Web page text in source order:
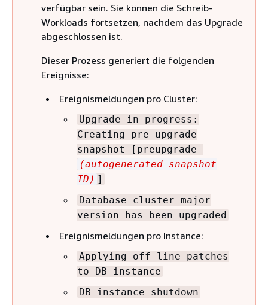
verfügbar sein. Sie können die Schreib-
Workloads fortsetzen, nachdem das Upgrade
abgeschlossen ist.
Dieser Prozess generiert die folgenden
Ereignisse:
Ereignismeldungen pro Cluster:
Upgrade in progress:
Creating pre-upgrade
snapshot [preupgrade-
(autogenerated snapshot
ID) ]
Database cluster major
version has been upgraded
Ereignismeldungen pro Instance:
Applying off-line patches
to DB instance
DB instance shutdown